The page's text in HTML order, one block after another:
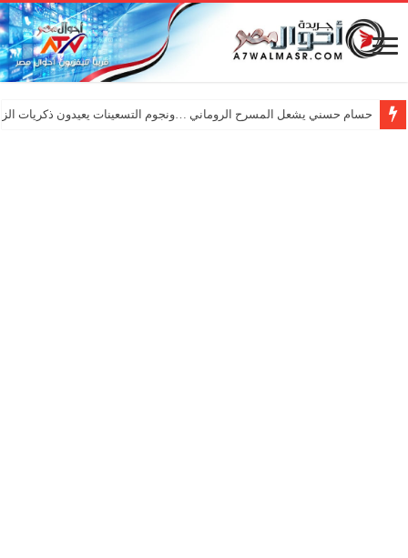
حسام حسني يشعل المسرح الروماني …ونجوم التسعينات يعيدون ذكريات